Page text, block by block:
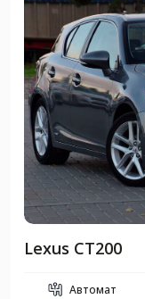
Lexus CT200
Автомат